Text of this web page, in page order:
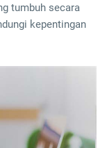
tumbuh secara
kepentingan